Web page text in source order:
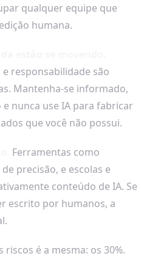
qualquer equipe que
humana.
responsabilidade são
Mantenha-se informado,
nunca use IA para fabricar
que você não possui.
Ferramentas como
precisão, e escolas e
conteúdo de IA. Se
escrito por humanos, a
é a mesma: os 30%.